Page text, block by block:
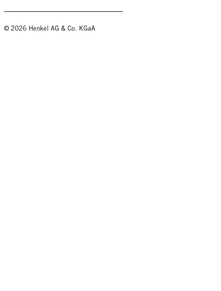
© 2026 Henkel AG & Co. KGaA